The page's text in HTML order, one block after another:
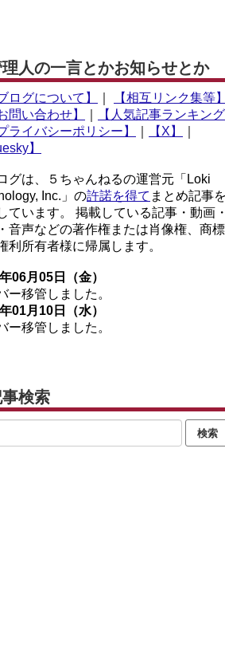
ロック等の広告非表示プラグインやアドオン
人の一言とかお知らせとか
ログについて】
【相互リンク集等】
問い合わせ】
【人気記事ランキング
ライバシーポリシー】 【X】
】
グは、５ちゃんねるの運営元「Loki
Inc.」の許諾を得て まとめ記事を
ています。 掲載している記事・動画・
音声などの著作権または肖像権、商
利所有者様に帰属します。
06月05日（金）
ー移管しました。
01月10日（水）
ー移管しました。
検索